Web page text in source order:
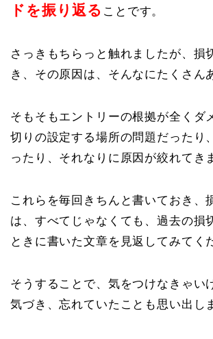
ドを振り返る ことです。
さっきもちらっと触れましたが、損
き、その原因は、そんなにたくさん
そもそもエントリーの根拠が全くダ
切りの設定する場所の問題だったり
ったり、それなりに原因が絞れてき
これらを毎回きちんと書いておき、
は、すべてじゃなくても、過去の損
ときに書いた文章を見返してみてく
そうすることで、気をつけなきゃい
気づき、忘れていたことも思い出し